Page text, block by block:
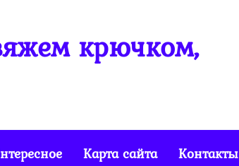
крючком,
Карта сайта Контакты